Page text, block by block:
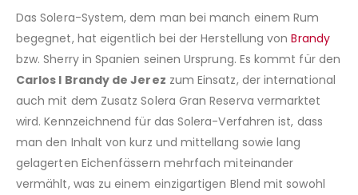
Das Solera-System, dem man bei manch einem Rum
begegnet, hat eigentlich bei der Herstellung vonBrandy
bzw. Sherry in Spanien seinen Ursprung. Es kommt für den
Carlos I Brandy de Jerez zum Einsatz, der international
auch mit dem Zusatz Solera Gran Reserva vermarktet
wird. Kennzeichnend für das Solera-Verfahren ist, dass
man den Inhalt von kurz und mittellang sowie lang
gelagerten Eichenfässern mehrfach miteinander
vermählt, was zu einem einzigartigen Blend mit sowohl